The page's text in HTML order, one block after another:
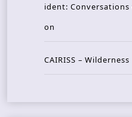
ident: Conversations
on
CAIRISS – Wilderness